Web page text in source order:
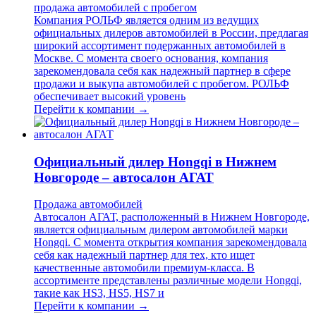
продажа автомобилей с пробегом
Компания РОЛЬФ является одним из ведущих
официальных дилеров автомобилей в России, предлагая
широкий ассортимент подержанных автомобилей в
Москве. С момента своего основания, компания
зарекомендовала себя как надежный партнер в сфере
продажи и выкупа автомобилей с пробегом. РОЛЬФ
обеспечивает высокий уровень
Перейти к компании →
Официальный дилер Hongqi в Нижнем
Новгороде – автосалон АГАТ
Продажа автомобилей
Автосалон АГАТ, расположенный в Нижнем Новгороде,
является официальным дилером автомобилей марки
Hongqi. С момента открытия компания зарекомендовала
себя как надежный партнер для тех, кто ищет
качественные автомобили премиум-класса. В
ассортименте представлены различные модели Hongqi,
такие как HS3, HS5, HS7 и
Перейти к компании →